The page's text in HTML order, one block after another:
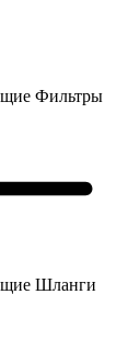
Фильтры
Шланги